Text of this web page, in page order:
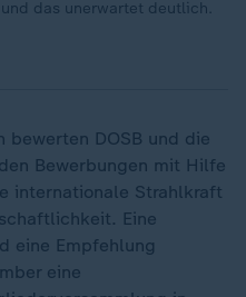
das unerwartet deutlich.
bewerten DOSB und die
Bewerbungen mit Hilfe
internationale Strahlkraft
Eine
eine Empfehlung
eine